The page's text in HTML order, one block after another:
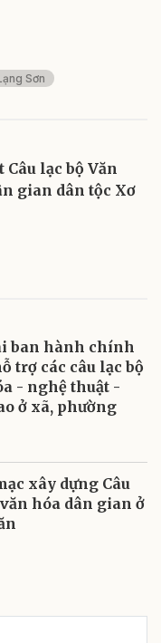
Sơn
Câu lạc bộ Văn
gian dân tộc Xơ
ban hành chính
trợ các câu lạc bộ
- nghệ thuật -
ở xã, phường
xây dựng Câu
hóa dân gian ở